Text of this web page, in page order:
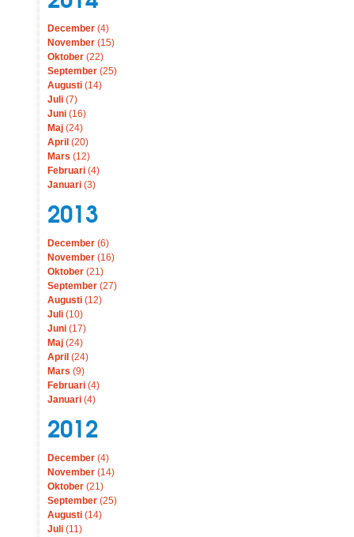
December (4)
November (15)
Oktober (22)
September (25)
Augusti (14)
Juli (7)
Juni (16)
Maj (24)
April (20)
Mars (12)
Februari (4)
Januari (3)
2013
December (6)
November (16)
Oktober (21)
September (27)
Augusti (12)
Juli (10)
Juni (17)
Maj (24)
April (24)
Mars (9)
Februari (4)
Januari (4)
2012
December (4)
November (14)
Oktober (21)
September (25)
Augusti (14)
Juli (11)